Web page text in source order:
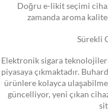
Doğru e-likit seçimi
zamanda aroma
Sürekli
Elektronik sigara
piyasaya çıkmaktadır.
ürünlere kolayca
güncelliyor, yeni çıkan